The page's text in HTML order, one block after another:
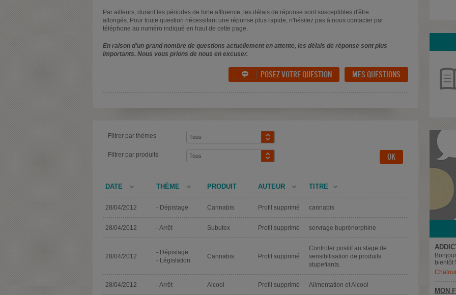
Par ailleurs, durant les périodes de forte affluence, les délais de réponse sont susceptibles d'être
allongés. Pour toute question nécessitant une réponse plus rapide, n'hésitez pas à nous contacter par
téléphone au numéro indiqué en haut de cette page.
En raison d'un grand nombre de questions actuellement en attente, les délais de réponse sont plus
importants. Nous vous prions de nous en excuser.
 POSEZ VOTRE QUESTION MES QUESTIONS
Filtrer par thèmes
Filtrer par produits
DATE THÈME PRODUIT AUTEUR TITRE
28/04/2012 - Dépistage Cannabis Profil supprimé cannabis
28/04/2012 - Arrêt Subutex Profil supprimé servrage buprénorphine
28/04/2012
- Dépistage
- Législation
Cannabis Profil supprimé
Controler positif au stage de
sensibilisation de produits
stupefiants.
28/04/2012 - Arrêt Alcool Profil supprimé Alimentation et Alcool
bientôt
MON